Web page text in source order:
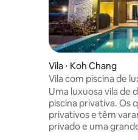
Vila ⋅ Koh Chang
Vila com piscina de
Uma luxuosa vila de
piscina privativa. Os
privativos e têm
privado e uma